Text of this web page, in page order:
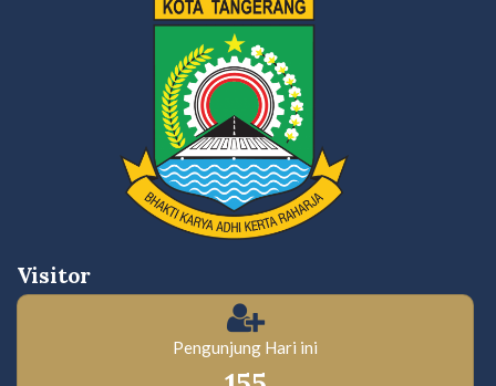
Visitor
Pengunjung Hari ini